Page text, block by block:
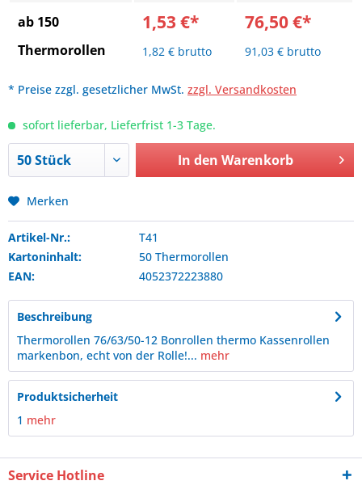
ab 150
Thermorollen
1,53 €*
1,82 € brutto
76,50 €*
91,03 € brutto
* Preise zzgl. gesetzlicher MwSt. zzgl. Versandkosten
sofort lieferbar, Lieferfrist 1-3 Tage.
In den Warenkorb
Merken
Artikel-Nr.:
T41
Kartoninhalt:
50 Thermorollen
EAN:
4052372223880
Beschreibung
Thermorollen 76/63/50-12 Bonrollen thermo Kassenrollen
markenbon, echt von der Rolle!... mehr
Produktsicherheit
1 mehr
Service Hotline